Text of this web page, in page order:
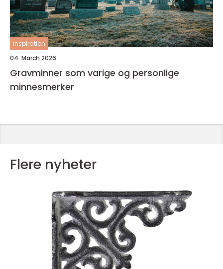
inspiration
04. March 2026
Gravminner som varige og personlige
minnesmerker
Flere nyheter